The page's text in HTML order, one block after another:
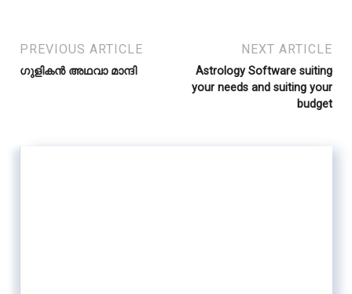
PREVIOUS ARTICLE
ഗുളികൻ അഥവാ മാന്ദി
NEXT ARTICLE
Astrology Software suiting
your needs and suiting your
budget